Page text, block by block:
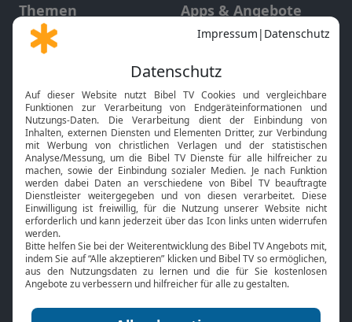
Themen
Gott und Bibel erklärt
Neuigkeiten
Apps & Angebote
Mobile App
Smart TV
HbbTV
Bibelthek Online-Bibel
Nächster Gottesdienst
Bibel TV
Über uns
Jobs
Mediadaten
Service
Kontakt
TV-Empfang